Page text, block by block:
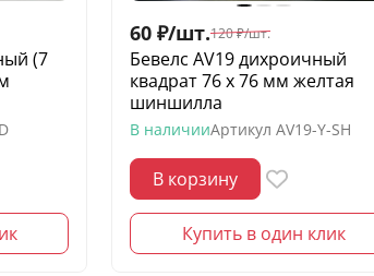
(7
60 ₽/шт.120 ₽/шт.
Бевелс AV19 дихроичный
квадрат 76 х 76 мм желтая
шиншилла
В наличииАртикул AV19-Y-SH
В корзину
Купить в один клик